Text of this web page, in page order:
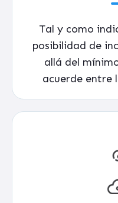
Tal y como
posibilidad de
allá del
acuerde entre